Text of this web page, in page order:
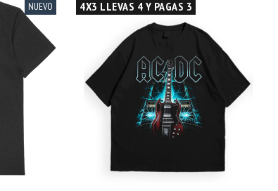
NUEVO 4X3 LLEVAS 4 Y PAGAS 3